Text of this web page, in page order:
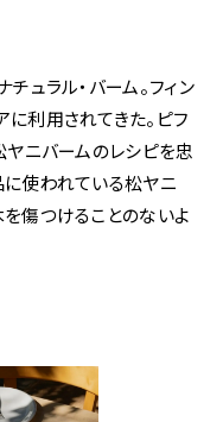
ュラル・バーム。フィン
利用されてきた。ピフ
ニバームのレシピを忠
に使われている松ヤニ
傷つけることのないよ